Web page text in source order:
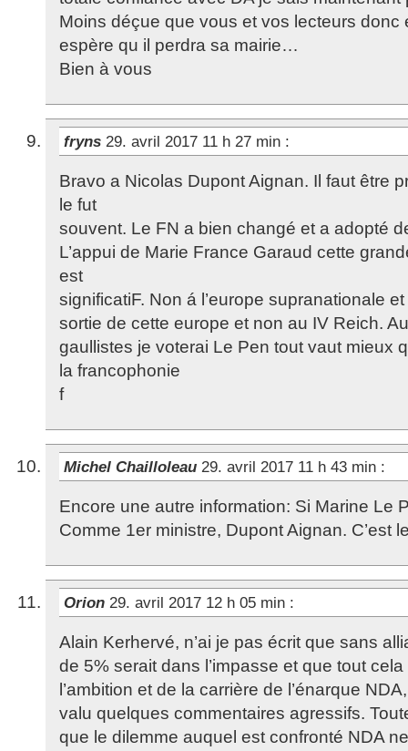
Moins déçue que vous et vos lecteurs donc
espère qu il perdra sa mairie…
Bien à vous
fryns 29. avril 2017 11 h 27 min :
Bravo a Nicolas Dupont Aignan. Il faut être
le fut
souvent. Le FN a bien changé et a adopté
L’appui de Marie France Garaud cette
est
significatiF. Non á l’europe supranationale
sortie de cette europe et non au IV Reich.
gaullistes je voterai Le Pen tout vaut mieux
la francophonie
f
Michel Chailloleau 29. avril 2017 11 h 43 min :
Encore une autre information: Si Marine Le
Comme 1er ministre, Dupont Aignan. C’est
Orion 29. avril 2017 12 h 05 min :
Alain Kerhervé, n’ai je pas écrit que sans
de 5% serait dans l’impasse et que tout
l’ambition et de la carrière de l’énarque
valu quelques commentaires agressifs.
que le dilemme auquel est confronté NDA